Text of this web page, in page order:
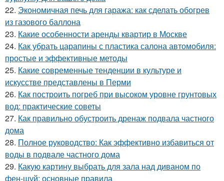
22. Экономичная печь для гаража: как сделать обогрев
из газового баллона
23. Какие особенности аренды квартир в Москве
24. Как убрать царапины с пластика салона автомобиля:
простые и эффективные методы
25. Какие современные тенденции в культуре и
искусстве представлены в Перми
26. Как построить погреб при высоком уровне грунтовых
вод: практические советы
27. Как правильно обустроить дренаж подвала частного
дома
28. Полное руководство: Как эффективно избавиться от
воды в подвале частного дома
29. Какую картину выбрать для зала над диваном по
фен-шуй: основные правила